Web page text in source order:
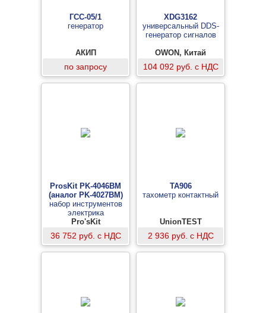
ГСС-05/1
генератор
АКИП
по запросу
XDG3162
универсальный DDS-
генератор сигналов
OWON, Китай
104 092 руб. с НДС
ProsKit PK-4046BM
(аналог PK-4027BM)
набор инструментов
электрика
профессиональный
Pro'sKit
36 752 руб. с НДС
TA906
тахометр контактный
UnionTEST
2 936 руб. с НДС